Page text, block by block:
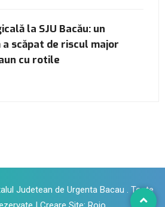
la SJU Bacău: un
scăpat de riscul major
cu rotile
Judetean de Urgenta Bacau . Toate